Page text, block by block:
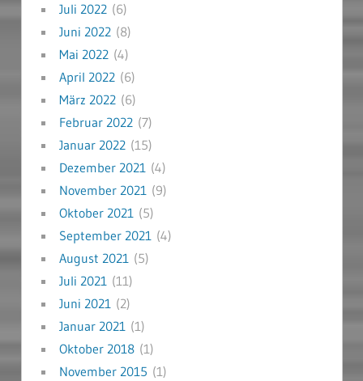
Juli 2022(6)
Juni 2022(8)
Mai 2022(4)
April 2022(6)
März 2022(6)
Februar 2022(7)
Januar 2022(15)
Dezember 2021(4)
November 2021(9)
Oktober 2021(5)
September 2021(4)
August 2021(5)
Juli 2021(11)
Juni 2021(2)
Januar 2021(1)
Oktober 2018(1)
November 2015 (1)